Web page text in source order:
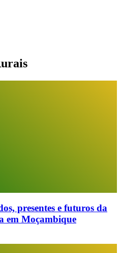
presentes e futuros da
em Moçambique